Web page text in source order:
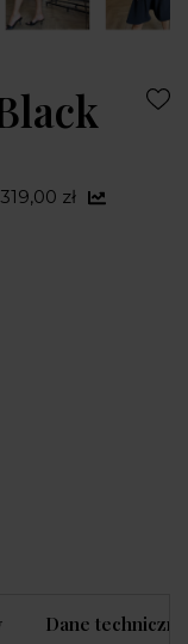
zł
Dane techniczne